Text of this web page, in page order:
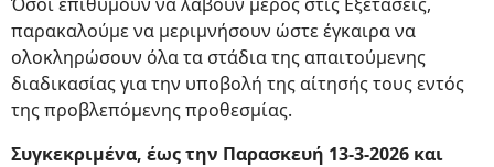
παρακαλούμε να μεριμνήσουν ώστε έγκαιρα να
ολοκληρώσουν όλα τα στάδια της απαιτούμενης
διαδικασίας για την υποβολή της αίτησής τους εντός
της προβλεπόμενης προθεσμίας.
Συγκεκριμένα, έως την Παρασκευή 13-3-2026 και